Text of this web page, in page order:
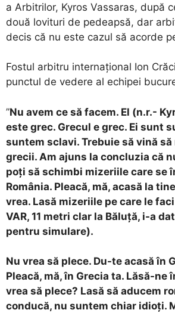
a Arbitrilor, Kyros Vassaras, după
două lovituri de pedeapsă, dar
decis că nu este cazul să acorde
Fostul arbitru internațional Ion
punctul de vedere al echipei
”Nu avem ce să facem. El (n.r.-
este grec. Grecul e grec. Ei sunt
suntem sclavi. Trebuie să vină să
grecii. Am ajuns la concluzia că
poți să schimbi mizeriile care se
România. Pleacă, mă, acasă la
vrea. Lasă mizeriile pe care le
VAR, 11 metri clar la Băluță, i-a
pentru simulare).
Nu vrea să plece. Du-te acasă în
Pleacă, mă, în Grecia ta. Lăsă-ne
vrea să plece? Lasă să aducem
conducă, nu suntem chiar idioți.